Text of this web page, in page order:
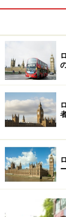
ターミナ
セント・
ン・ホテル
ネオゴシック建
2011年5月にオ
サンス・ロン
ガジン」の